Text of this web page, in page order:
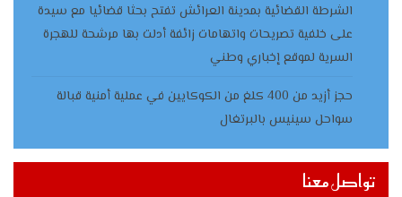
الشرطة القضائية بمدينة العرائش تفتح بحثا قضائيا مع سيدة
على خلفية تصريحات واتهامات زائفة أدلت بها مرشحة للهجرة
السرية لموقع إخباري وطني
حجز أزيد من 400 كلغ من الكوكايين في عملية أمنية قبالة
سواحل سينيس بالبرتغال
تواصل معنا